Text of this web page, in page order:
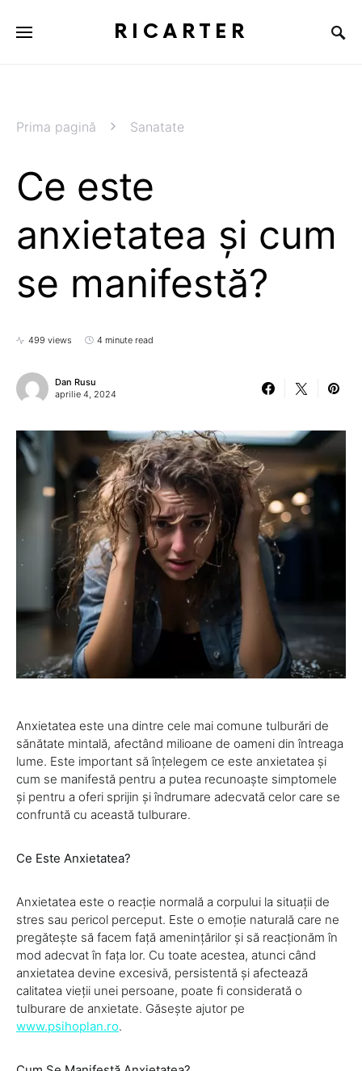
RICARTER
Prima pagină Sanatate
Ce este
anxietatea și cum
se manifestă?
499 views 4 minute read
Dan Rusu
aprilie 4, 2024
Anxietatea este una dintre cele mai comune tulburări de
sănătate mintală, afectând milioane de oameni din întreaga
lume. Este important să înțelegem ce este anxietatea și
cum se manifestă pentru a putea recunoaște simptomele
și pentru a oferi sprijin și îndrumare adecvată celor care se
confruntă cu această tulburare.
Ce Este Anxietatea?
Anxietatea este o reacție normală a corpului la situații de
stres sau pericol perceput. Este o emoție naturală care ne
pregătește să facem față amenințărilor și să reacționăm în
mod adecvat în fața lor. Cu toate acestea, atunci când
anxietatea devine excesivă, persistentă și afectează
calitatea vieții unei persoane, poate fi considerată o
tulburare de anxietate. Găsește ajutor pe
www.psihoplan.ro.